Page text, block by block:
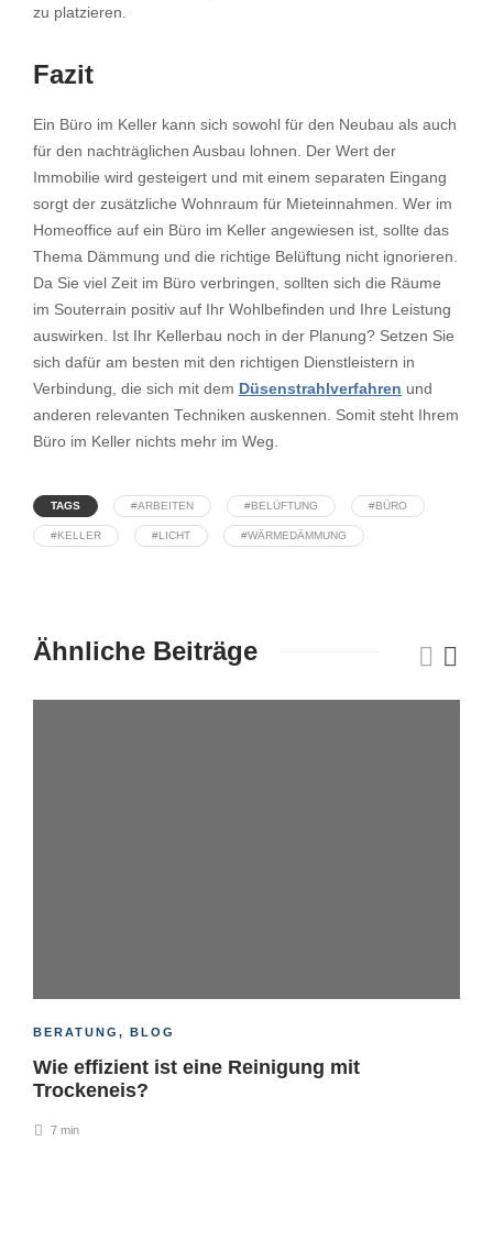
zu platzieren.
Fazit
Ein Büro im Keller kann sich sowohl für den Neubau als auch
für den nachträglichen Ausbau lohnen. Der Wert der
Immobilie wird gesteigert und mit einem separaten Eingang
sorgt der zusätzliche Wohnraum für Mieteinnahmen. Wer im
Homeoffice auf ein Büro im Keller angewiesen ist, sollte das
Thema Dämmung und die richtige Belüftung nicht ignorieren.
Da Sie viel Zeit im Büro verbringen, sollten sich die Räume
im Souterrain positiv auf Ihr Wohlbefinden und Ihre Leistung
auswirken. Ist Ihr Kellerbau noch in der Planung? Setzen Sie
sich dafür am besten mit den richtigen Dienstleistern in
Verbindung, die sich mit dem Düsenstrahlverfahren und
anderen relevanten Techniken auskennen. Somit steht Ihrem
Büro im Keller nichts mehr im Weg.
TAGS #ARBEITEN #BELÜFTUNG #BÜRO
#KELLER #LICHT #WÄRMEDÄMMUNG
Ähnliche Beiträge
BERATUNG , BLOG
Wie effizient ist eine Reinigung mit
Trockeneis?
7 min